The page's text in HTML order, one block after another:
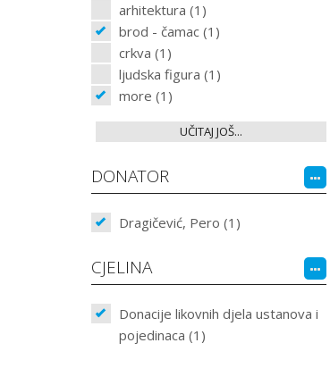
arhitektura (1)
brod - čamac (1)
crkva (1)
ljudska figura (1)
more (1)
UČITAJ JOŠ...
DONATOR
Dragičević, Pero (1)
CJELINA
Donacije likovnih djela ustanova i
pojedinaca (1)